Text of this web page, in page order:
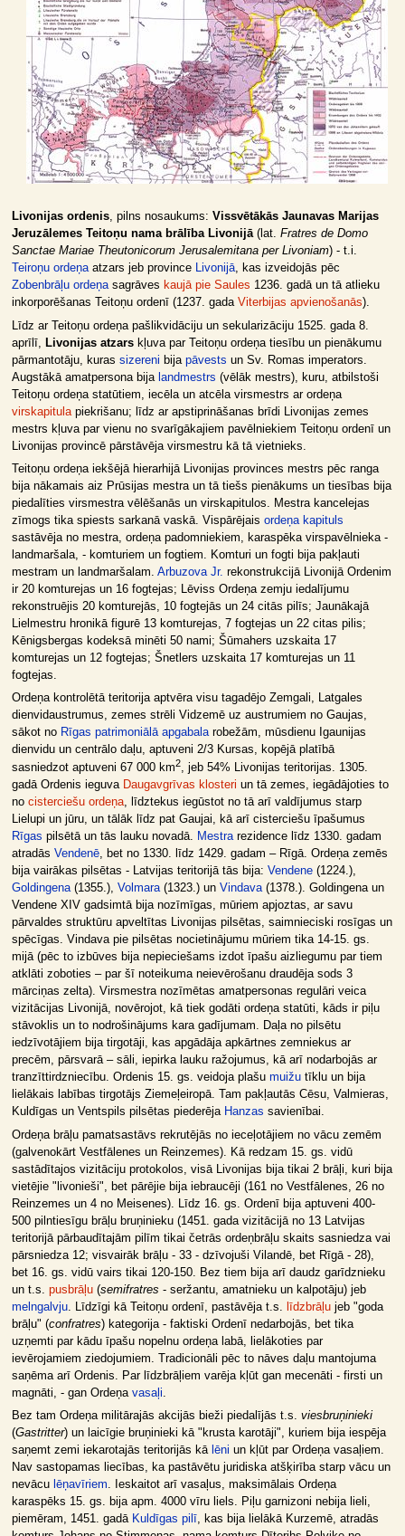
Livonijas ordenis, pilns nosaukums: Vissvētākās Jaunavas Marijas
Jeruzālemes Teitoņu nama brālība Livonijā(lat. Fratres de Domo
Sanctae Mariae Theutonicorum Jerusalemitana per Livoniam) - t.i.
Teiroņu ordeņaatzars jeb province Livonijā, kas izveidojās pēc
Zobenbrāļu ordeņasagrāves kaujā pie Saules 1236. gadā un tā atlieku
inkorporēšanas Teitoņu ordenī (1237. gada Viterbijas apvienošanās).
Līdz ar Teitoņu ordeņa pašlikvidāciju un sekularizāciju 1525. gada 8.
aprīlī,
Livonijas atzarskļuva par Teitoņu ordeņa tiesību un pienākumu
pārmantotāju, kuras sizereni bija pāvests un Sv. Romas imperators.
Augstākā amatpersona bija landmestrs (vēlāk mestrs), kuru, atbilstoši
Teitoņu ordeņa statūtiem, iecēla un atcēla virsmestrs ar ordeņa
virskapitulapiekrišanu; līdz ar apstiprināšanas brīdi Livonijas zemes
mestrs kļuva par vienu no svarīgākajiem pavēlniekiem Teitoņu ordenī un
Livonijas provincē pārstāvēja virsmestru kā tā vietnieks.
Teitoņu ordeņa iekšējā hierarhijā Livonijas provinces mestrs pēc ranga
bija nākamais aiz Prūsijas mestra un tā tiešs pienākums un tiesības bija
piedalīties virsmestra vēlēšanās un virskapitulos. Mestra kancelejas
zīmogs tika spiests sarkanā vaskā. Vispārējais ordeņa kapituls
sastāvēja no mestra, ordeņa padomniekiem, karaspēka virspavēlnieka -
landmaršala, - komturiem un fogtiem. Komturi un fogti bija pakļauti
mestram un landmaršalam. Arbuzova Jr. rekonstrukcijā Livonijā Ordenim
ir 20 komturejas un 16 fogtejas; Lēviss Ordeņa zemju iedalījumu
rekonstruējis 20 komturejās, 10 fogtejās un 24 citās pilīs; Jaunākajā
Lielmestru hronikā figurē 13 komturejas, 7 fogtejas un 22 citas pilis;
Kēnigsbergas kodeksā minēti 50 nami; Šūmahers uzskaita 17
komturejas un 12 fogtejas; Šnetlers uzskaita 17 komturejas un 11
fogtejas.
Ordeņa kontrolētā teritorija aptvēra visu tagadējo Zemgali, Latgales
dienvidaustrumus, zemes strēli Vidzemē uz austrumiem no Gaujas,
sākot no Rīgas patrimoniālā apgabalarobežām, mūsdienu Igaunijas
dienvidu un centrālo daļu, aptuveni 2/3 Kursas, kopējā platībā
sasniedzot aptuveni 67 000 km2, jeb 54% Livonijas teritorijas. 1305.
gadā Ordenis ieguva Daugavgrīvas klosteri un tā zemes, iegādājoties to
no cisterciešu ordeņa, līdztekus iegūstot no tā arī valdījumus starp
Lielupi un jūru, un tālāk līdz pat Gaujai, kā arī cisterciešu īpašumus
Rīgas pilsētā un tās lauku novadā. Mestrarezidence līdz 1330. gadam
atradās Vendenē, bet no 1330. līdz 1429. gadam – Rīgā. Ordeņa zemēs
bija vairākas pilsētas - Latvijas teritorijā tās bija: Vendene(1224.),
Goldingena(1355.), Volmara(1323.) un Vindava(1378.). Goldingena un
Vendene XIV gadsimtā bija nozīmīgas, mūriem apjoztas, ar savu
pārvaldes struktūru apveltītas Livonijas pilsētas, saimnieciski rosīgas un
spēcīgas. Vindava pie pilsētas nocietinājumu mūriem tika 14-15. gs.
mijā (pēc to izbūves bija nepieciešams izdot īpašu aizliegumu par tiem
atklāti zoboties – par šī noteikuma neievērošanu draudēja sods 3
mārciņas zelta). Virsmestra nozīmētas amatpersonas regulāri veica
vizitācijas Livonijā, novērojot, kā tiek godāti ordeņa statūti, kāds ir piļu
stāvoklis un to nodrošinājums kara gadījumam. Daļa no pilsētu
iedzīvotājiem bija tirgotāji, kas apgādāja apkārtnes zemniekus ar
precēm, pārsvarā – sāli, iepirka lauku ražojumus, kā arī nodarbojās ar
tranzīttirdzniecību. Ordenis 15. gs. veidoja plašu muižutīklu un bija
lielākais labības tirgotājs Ziemeļeiropā. Tam pakļautās Cēsu, Valmieras,
Kuldīgas un Ventspils pilsētas piederēja Hanzas savienībai.
Ordeņa brāļu pamatsastāvs rekrutējās no ieceļotājiem no vācu zemēm
(galvenokārt Vestfālenes un Reinzemes). Kā redzam 15. gs. vidū
sastādītajos vizitāciju protokolos, visā Livonijas bija tikai 2 brāļi, kuri bija
vietējie "livonieši", bet pārējie bija iebraucēji (161 no Vestfālenes, 26 no
Reinzemes un 4 no Meisenes). Līdz 16. gs. Ordenī bija aptuveni 400-
500 pilntiesīgu brāļu bruņinieku (1451. gada vizitācijā no 13 Latvijas
teritorijā pārbaudītajām pilīm tikai četrās ordeņbrāļu skaits sasniedza vai
pārsniedza 12; visvairāk brāļu - 33 - dzīvojuši Vilandē, bet Rīgā - 28),
bet 16. gs. vidū vairs tikai 120-150. Bez tiem bija arī daudz garīdznieku
un t.s. pusbrāļu(semifratres - seržantu, amatnieku un kalpotāju) jeb
melngalvju. Līdzīgi kā Teitoņu ordenī, pastāvēja t.s. līdzbrāļujeb "goda
brāļu" (confratres) kategorija - faktiski Ordenī nedarbojās, bet tika
uzņemti par kādu īpašu nopelnu ordeņa labā, lielākoties par
ievērojamiem ziedojumiem. Tradicionāli pēc to nāves daļu mantojuma
saņēma arī Ordenis. Par līdzbrāļiem varēja kļūt gan mecenāti - firsti un
magnāti, - gan Ordeņa vasaļi
Bez tam Ordeņa militārajās akcijās bieži piedalījās t.s. viesbruņinieki
(Gastritter) un laicīgie bruņinieki kā "krusta karotāji", kuriem bija iespēja
saņemt zemi iekarotajās teritorijās kā lēni un kļūt par Ordeņa vasaļiem.
Nav sastopamas liecības, ka pastāvētu juridiska atšķirība starp vācu un
nevācu lēņavīriem. Ieskaitot arī vasaļus, maksimālais Ordeņa
karaspēks 15. gs. bija apm. 4000 vīru liels. Piļu garnizoni nebija lieli,
piemēram, 1451. gadā Kuldīgas pilī, kas bija lielākā Kurzemē, atradās